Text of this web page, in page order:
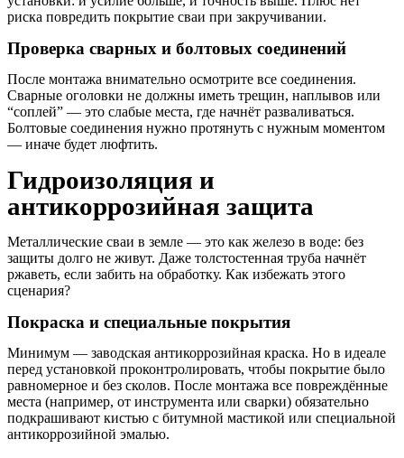
риска повредить покрытие сваи при закручивании.
Проверка сварных и болтовых соединений
После монтажа внимательно осмотрите все соединения.
Сварные оголовки не должны иметь трещин, наплывов или
“соплей” — это слабые места, где начнёт разваливаться.
Болтовые соединения нужно протянуть с нужным моментом
— иначе будет люфтить.
Гидроизоляция и
антикоррозийная защита
Металлические сваи в земле — это как железо в воде: без
защиты долго не живут. Даже толстостенная труба начнёт
ржаветь, если забить на обработку. Как избежать этого
сценария?
Покраска и специальные покрытия
Минимум — заводская антикоррозийная краска. Но в идеале
перед установкой проконтролировать, чтобы покрытие было
равномерное и без сколов. После монтажа все повреждённые
места (например, от инструмента или сварки) обязательно
подкрашивают кистью с битумной мастикой или специальной
антикоррозийной эмалью.